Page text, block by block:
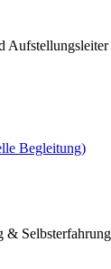
Aufstellungsleiter
Begleitung)